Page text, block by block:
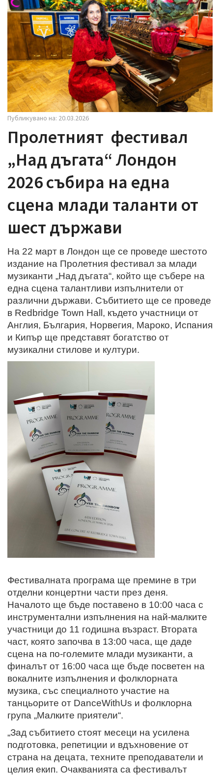
i
g
a
t
o
n
Публикувано на: 20.03.2026
Пролетният фестивал
„Над дъгата“ Лондон
2026 събира на една
сцена млади таланти от
шест държави
На 22 март в Лондон ще се проведе шестото
издание на Пролетния фестивал за млади
музиканти „Над дъгата“, който ще събере на
една сцена талантливи изпълнители от
различни държави. Събитието ще се проведе
в Redbridge Town Hall, където участници от
Англия, България, Норвегия, Мароко, Испания
и Кипър ще представят богатство от
музикални стилове и култури.
Фестивалната програма ще премине в три
отделни концертни части през деня.
Началото ще бъде поставено в 10:00 часа с
инструментални изпълнения на най-малките
участници до 11 годишна възраст. Втората
част, която започва в 13:00 часа, ще даде
сцена на по-големите млади музиканти, а
финалът от 16:00 часа ще бъде посветен на
вокалните изпълнения и фолклорната
музика, със специалното участие на
танцьорите от DanceWithUs и фолклорна
група „Малките приятели“.
„Зад събитието стоят месеци на усилена
подготовка, репетиции и вдъхновение от
страна на децата, техните преподаватели и
целия екип. Очакванията са фестивалът